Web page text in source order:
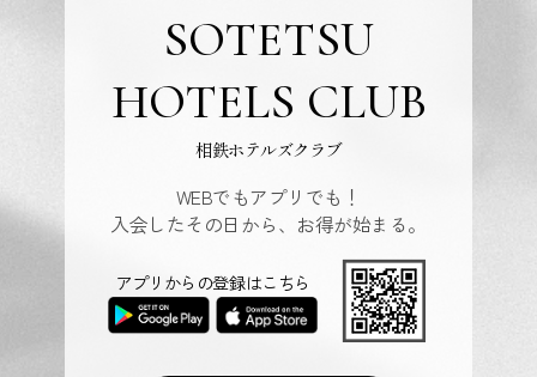
SOTETSU
HOTELS CLUB
相鉄ホテルズクラブ
WEBでもアプリでも！
入会したその日から、お得が始まる。
アプリからの登録はこちら